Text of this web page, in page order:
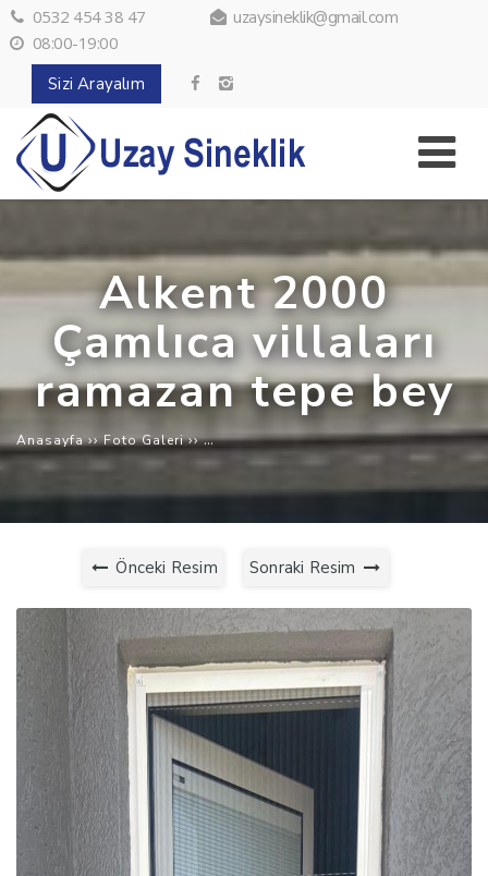
0532 454 38 47
uzaysineklik@gmail.com
08:00-19:00
Sizi Arayalım
Alkent 2000
Çamlıca villaları
ramazan tepe bey
Anasayfa ››Foto Galeri ››Alkent 2000 Çamlıca villaları ramazan
Önceki Resim Sonraki Resim